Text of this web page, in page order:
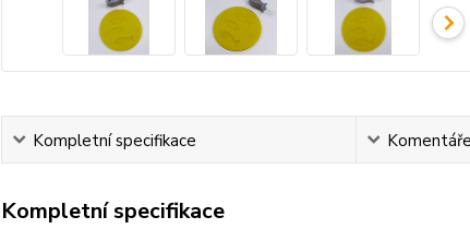
Kompletní specifikace Komentáře
Kompletní specifikace